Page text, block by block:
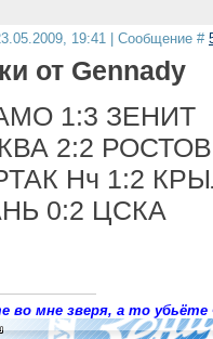
19:41 | Сообщение #
от Gennady
1:3 ЗЕНИТ
2:2 РОСТОВ
Нч 1:2
0:2 ЦСКА
во мне зверя, а то убьёте